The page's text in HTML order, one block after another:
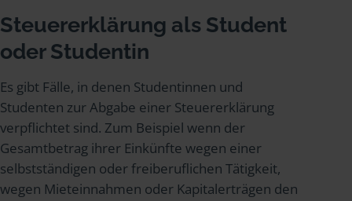
Steuererklärung als Student
oder Studentin
Es gibt Fälle, in denen Studentinnen und
Studenten zur Abgabe einer Steuererklärung
verpflichtet sind. Zum Beispiel wenn der
Gesamtbetrag ihrer Einkünfte wegen einer
selbstständigen oder freiberuflichen Tätigkeit,
wegen Mieteinnahmen oder Kapitalerträgen den